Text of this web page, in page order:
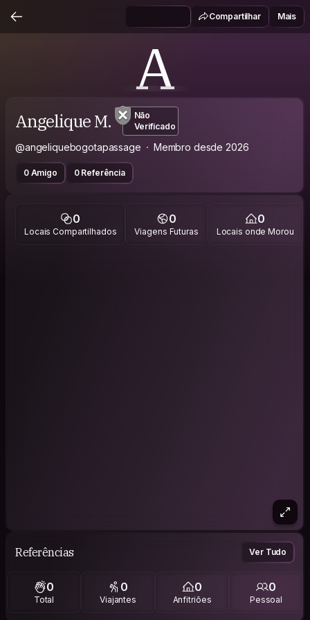
Compartilhar Mais
A
Angelique M.
Não
Verificado
@angeliquebogotapassage Membro desde 2026
0 Amigo 0 Referência
0
Locais Compartilhados
0
Viagens Futuras
0
Locais onde Morou
Referências Ver Tudo
0
Total
0
Viajantes
0
Anfitriões
0
Pessoal